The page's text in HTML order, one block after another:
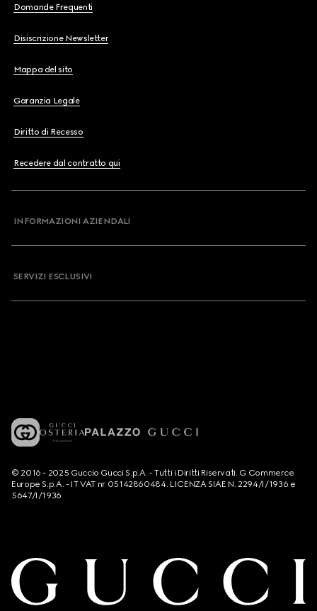
Domande Frequenti
Disiscrizione Newsletter
Mappa del sito
Garanzia Legale
Diritto di Recesso
Recedere dal contratto qui
INFORMAZIONI AZIENDALI
SERVIZI ESCLUSIVI
© 2016 - 2025 Guccio Gucci S.p.A. - Tutti i Diritti Riservati. G Commerce
Europe S.p.A. - IT VAT nr 05142860484. LICENZA SIAE N. 2294/I/1936 e
5647/I/1936